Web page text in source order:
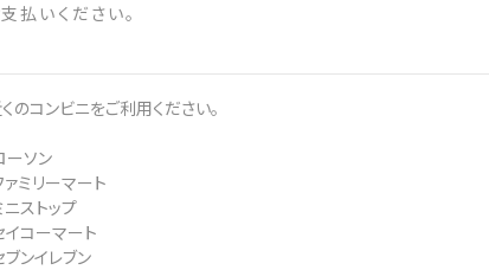
払いください。
のコンビニをご利用ください。
ーソン
ミリーマート
ストップ
コーマート
ンイレブン